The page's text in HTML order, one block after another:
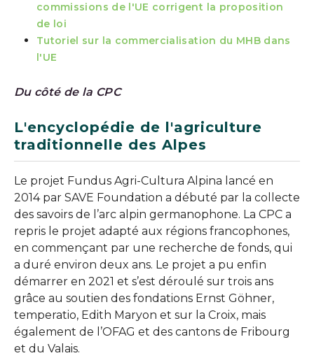
commissions de l'UE corrigent la proposition
de loi
Tutoriel sur la commercialisation du MHB dans
l'UE
Du côté de la CPC
L'encyclopédie de l'agriculture
traditionnelle des Alpes
Le projet Fundus Agri-Cultura Alpina lancé en
2014 par SAVE Foundation a débuté par la collecte
des savoirs de l’arc alpin germanophone. La CPC a
repris le projet adapté aux régions francophones,
en commençant par une recherche de fonds, qui
a duré environ deux ans. Le projet a pu enfin
démarrer en 2021 et s’est déroulé sur trois ans
grâce au soutien des fondations Ernst Göhner,
temperatio, Edith Maryon et sur la Croix, mais
également de l’OFAG et des cantons de Fribourg
et du Valais.